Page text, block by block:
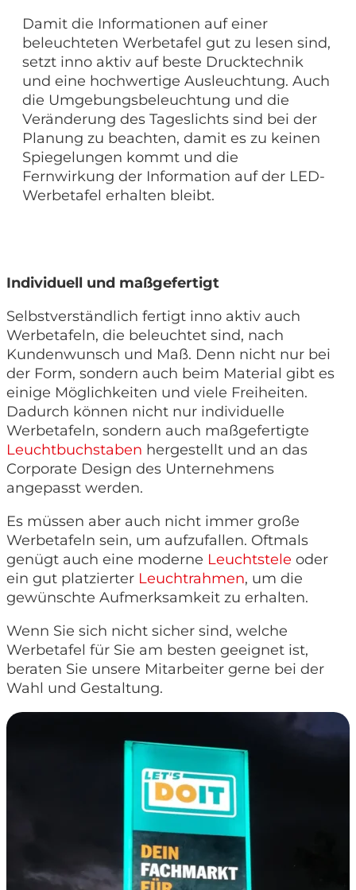
Damit die Informationen auf einer
beleuchteten Werbetafel gut zu lesen sind,
setzt inno aktiv auf beste Drucktechnik
und eine hochwertige Ausleuchtung. Auch
die Umgebungsbeleuchtung und die
Veränderung des Tageslichts sind bei der
Planung zu beachten, damit es zu keinen
Spiegelungen kommt und die
Fernwirkung der Information auf der LED-
Werbetafel erhalten bleibt.
Individuell und maßgefertigt
Selbstverständlich fertigt inno aktiv auch
Werbetafeln, die beleuchtet sind, nach
Kundenwunsch und Maß. Denn nicht nur bei
der Form, sondern auch beim Material gibt es
einige Möglichkeiten und viele Freiheiten.
Dadurch können nicht nur individuelle
Werbetafeln, sondern auch maßgefertigte
Leuchtbuchstaben hergestellt und an das
Corporate Design des Unternehmens
angepasst werden.
Es müssen aber auch nicht immer große
Werbetafeln sein, um aufzufallen. Oftmals
genügt auch eine moderne Leuchtstele oder
ein gut platzierter Leuchtrahmen, um die
gewünschte Aufmerksamkeit zu erhalten.
Wenn Sie sich nicht sicher sind, welche
Werbetafel für Sie am besten geeignet ist,
beraten Sie unsere Mitarbeiter gerne bei der
Wahl und Gestaltung.